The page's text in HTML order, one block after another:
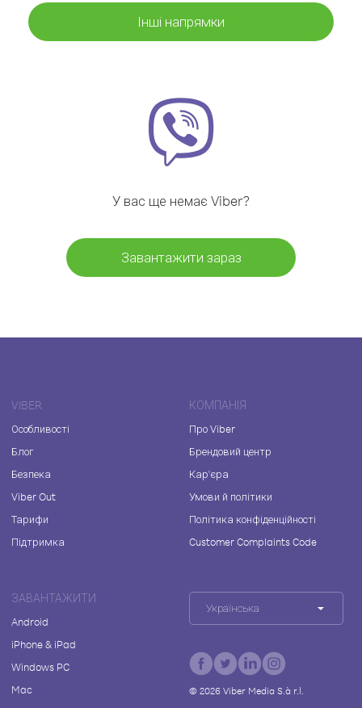
Інші напрямки
У вас ще немає Viber?
Завантажити зараз
VIBER
Особливості
Блог
Безпека
Viber Out
Тарифи
Підтримка
КОМПАНІЯ
Про Viber
Брендовий центр
Кар'єра
Умови й політики
Політика конфіденційності
Customer Complaints Code
ЗАВАНТАЖИТИ
Android
iPhone & iPad
Windows PC
Mac
Українська
© 2026Viber Media S.à r.l.